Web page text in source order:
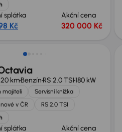
splátka
Kč
Akční cena
320 000 Kč
o 20 000 Kč
kmBenzín RS 2.0 TSI180 kW
majiteli
Servisní knížka
v ČR
RS 2.0 TSI
splátka Akční cena